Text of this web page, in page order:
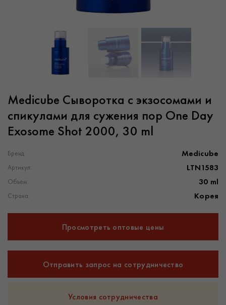
Medicube Сыворотка с экзосомами и
спикулами для сужения пор One Day
Exosome Shot 2000, 30 ml
Бренд: Medicube
Артикул: LTN1583
Объем: 30 ml
Страна: Корея
Просмотреть оптовые цены
Отправить запрос на сотрудничество
Условия сотрудничества